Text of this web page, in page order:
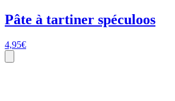
Pâte à tartiner spéculoos
4,95€